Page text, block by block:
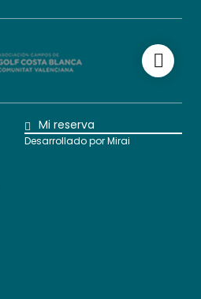
Mi reserva
Desarrollado porMirai